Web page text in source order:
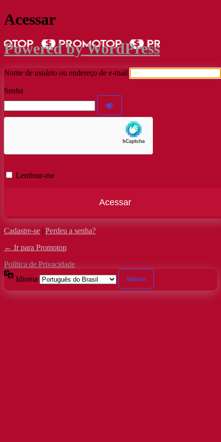
Acessar
Powered by WordPress
Nome de usuário ou endereço de e-mail
Senha
Lembrar-me
Cadastre-se | Perdeu a senha?
← Ir para Promotop
Política de Privacidade
Idioma